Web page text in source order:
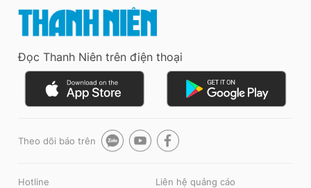
Đọc Thanh Niên trên điện thoại
Theo dõi báo trên
Hotline Liên hệ quảng cáo